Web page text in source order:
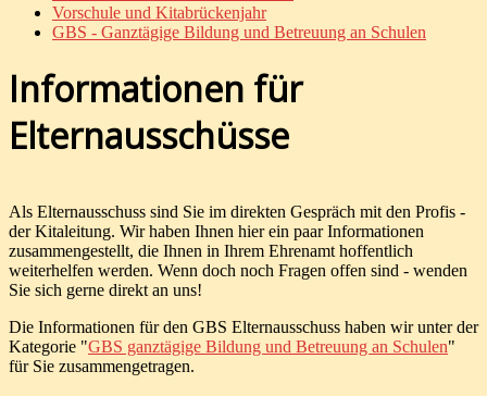
Vorschule und Kitabrückenjahr
GBS - Ganztägige Bildung und Betreuung an Schulen
Informationen für
Elternausschüsse
Als Elternausschuss sind Sie im direkten Gespräch mit den Profis -
der Kitaleitung. Wir haben Ihnen hier ein paar Informationen
zusammengestellt, die Ihnen in Ihrem Ehrenamt hoffentlich
weiterhelfen werden. Wenn doch noch Fragen offen sind - wenden
Sie sich gerne direkt an uns!
Die Informationen für den GBS Elternausschuss haben wir unter der
Kategorie "GBS ganztägige Bildung und Betreuung an Schulen"
für Sie zusammengetragen.